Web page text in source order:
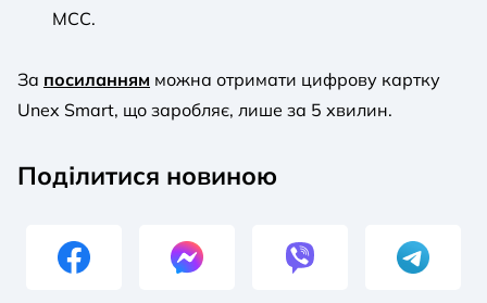
MCC.
За посиланням можна отримати цифрову картку
Unex Smart, що заробляє, лише за 5 хвилин.
Поділитися новиною